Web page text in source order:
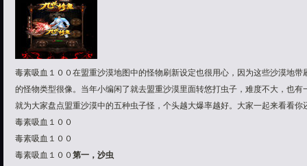
毒素吸血１００在盟重沙漠地图中的怪物刷新设定也很用心，因为这些沙漠地
的怪物类型很像。当年小编闲了就去盟重沙漠里面转悠打虫子，难度不大，也
就为大家盘点盟重沙漠中的五种虫子怪，个头越大爆率越好。大家一起来看看你
毒素吸血１００
毒素吸血１００
毒素吸血１００ 第一，沙虫